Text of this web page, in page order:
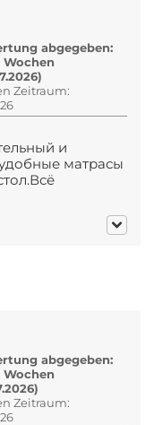
abgegeben:
Wochen
Zeitraum:
и
матрасы
abgegeben:
Wochen
Zeitraum: